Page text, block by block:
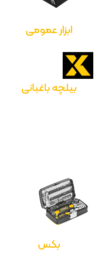
ابزار عمومی
بیلچه باغبانی
بکس